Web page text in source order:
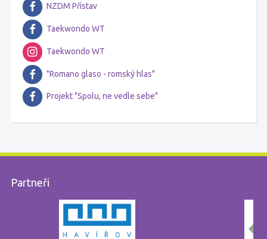
NZDM Přístav
Taekwondo WT
Taekwondo WT
"Romano glaso - romský hlas"
Projekt "Spolu, ne vedle sebe"
Partneři